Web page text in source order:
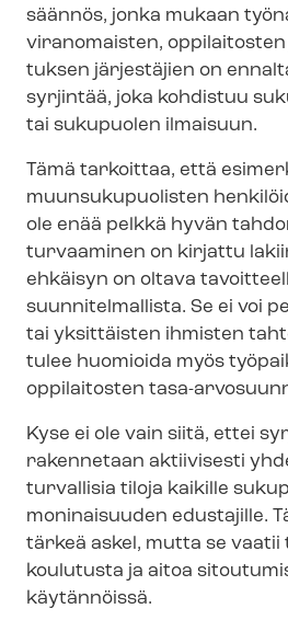
säännös, jonka mukaan
viranomaisten,
tuk­sen järjestäjien on
syrjintää, joka kohdistuu
tai sukupuolen ilmaisuun.
Tämä tarkoittaa, että
muunsukupuolisten
ole enää pelkkä hyvän
turvaaminen on kirjattu
ehkäisyn on oltava
suunnitelmallista. Se ei voi
tai yksittäisten ihmisten
tulee huomioida myös
oppilaitosten tasa-​
Kyse ei ole vain siitä, ettei
rakennetaan aktiivisesti
turvallisia tiloja kaikille
moninaisuuden edustajille.
tärkeä askel, mutta se vaatii
koulutusta ja aitoa
käytännöissä.